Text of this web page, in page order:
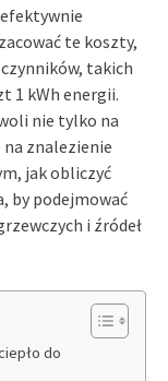
te koszty,
takich
1 kWh energii.
nie tylko na
znalezienie
jak obliczyć
by podejmować
i źródeł
do